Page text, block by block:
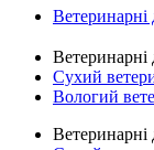
Ветеринарні
Ветеринарні
Сухий
Вологий
Ветеринарні